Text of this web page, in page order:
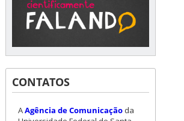
CONTATOS
AAgência de Comunicação da